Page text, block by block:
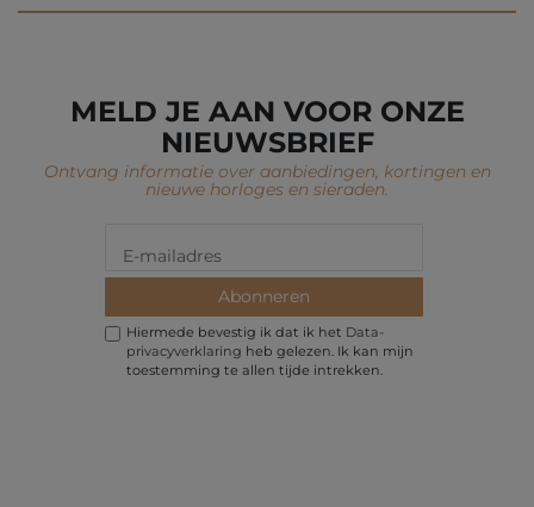
MELD JE AAN VOOR ONZE
NIEUWSBRIEF
Ontvang informatie over aanbiedingen, kortingen en
nieuwe horloges en sieraden.
Abonneren
Hiermede bevestig ik dat ik het Data­
privacy­verklaring heb gelezen. Ik kan mijn
toestemming te allen tijde intrekken.